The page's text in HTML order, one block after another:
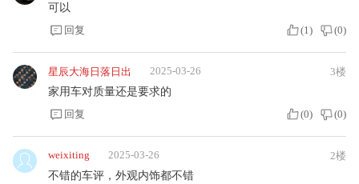
可以
回复
(1 ) (0)
星辰大海日落日出 2025-03-26
3楼
家用车对质量还是要求的
回复
(0) (0)
weixiting 2025-03-26
2楼
不错的车评，外观内饰都不错